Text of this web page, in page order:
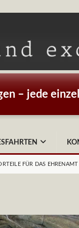
– jede
FÜR DAS EHRENAMT